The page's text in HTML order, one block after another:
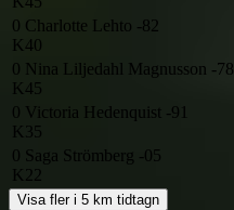
0 Charlotte Lehto -82
K40
0 Nina Liljedahl Magnusson -78
K45
0 Victoria Hedenquist -91
K35
0 Saga Strömberg -05
K22
Visa fler i 5 km tidtagn